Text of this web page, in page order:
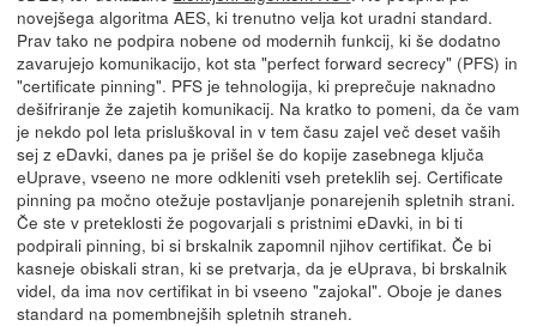
novejšega algoritma AES, ki trenutno velja kot uradni standard.
Prav tako ne podpira nobene od modernih funkcij, ki še dodatno
zavarujejo komunikacijo, kot sta "perfect forward secrecy" (PFS) in
"certificate pinning". PFS je tehnologija, ki preprečuje naknadno
dešifriranje že zajetih komunikacij. Na kratko to pomeni, da če vam
je nekdo pol leta prisluškoval in v tem času zajel več deset vaših
sej z eDavki, danes pa je prišel še do kopije zasebnega ključa
eUprave, vseeno ne more odkleniti vseh preteklih sej. Certificate
pinning pa močno otežuje postavljanje ponarejenih spletnih strani.
Če ste v preteklosti že pogovarjali s pristnimi eDavki, in bi ti
podpirali pinning, bi si brskalnik zapomnil njihov certifikat. Če bi
kasneje obiskali stran, ki se pretvarja, da je eUprava, bi brskalnik
videl, da ima nov certifikat in bi vseeno "zajokal". Oboje je danes
standard na pomembnejših spletnih straneh.